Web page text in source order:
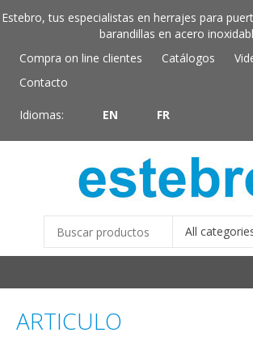
Estebro, tus especialistas en herrajes para
barandillas en acero
Compra on line clientes
Catálogos
Contacto
Idiomas: EN FR
All
ARTICULO